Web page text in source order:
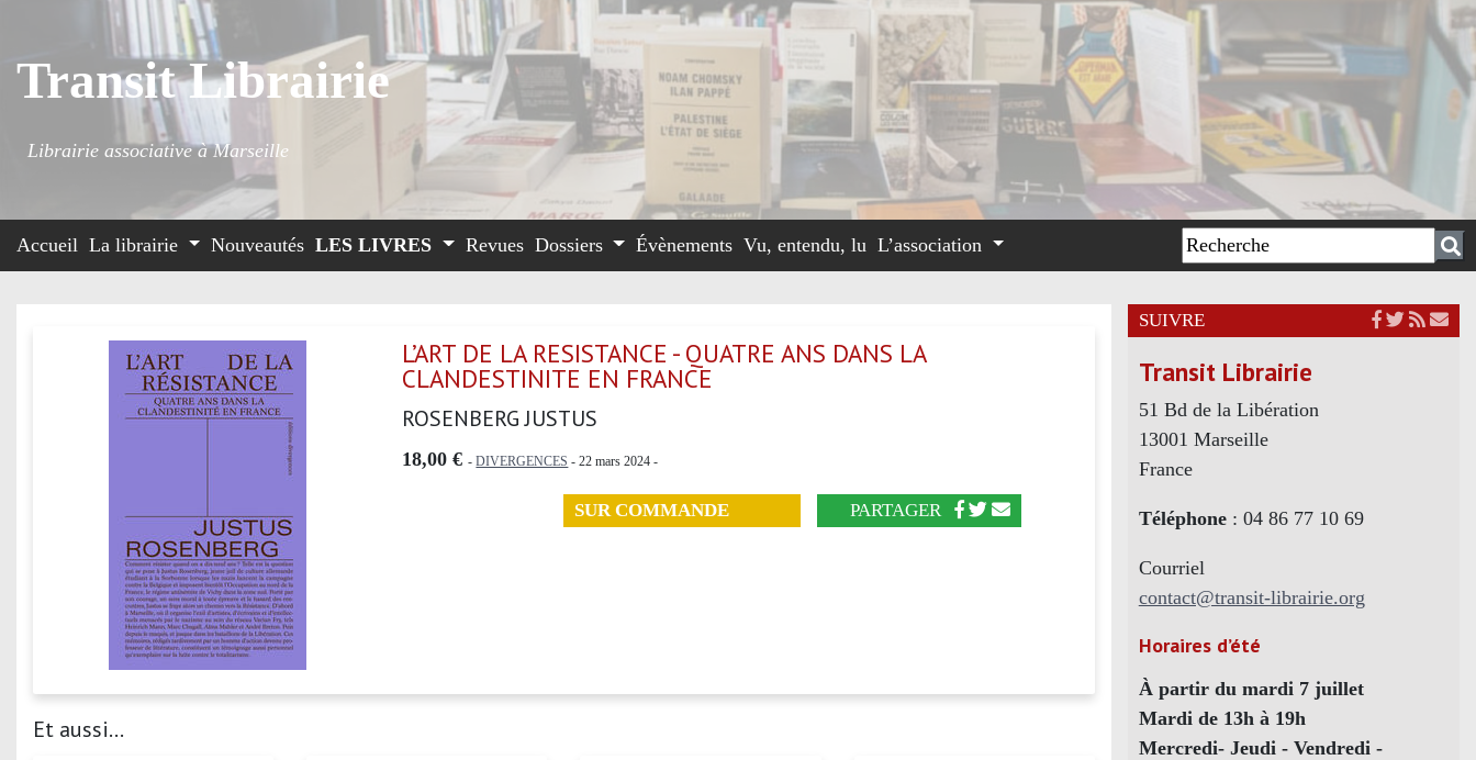
Transit Librairie
Librairie associative à Marseille
Accueil La librairie Nouveautés LES LIVRES Revues Dossiers Évènements Vu, entendu, lu L’association
L’ART DE LA RESISTANCE - QUATRE ANS DANS LA
CLANDESTINITE EN FRANCE
ROSENBERG JUSTUS
18,00 € -DIVERGENCES - 22 mars 2024 -
SUR COMMANDE PARTAGER
Et aussi...
SUIVRE
Transit Librairie
51 Bd de la Libération
13001 Marseille
France
Téléphone: 04 86 77 10 69
Courriel
contact@transit-librairie.org
Horaires d’été
À partir du mardi 7 juillet
Mardi de 13h à 19h
Mercredi- Jeudi - Vendredi -